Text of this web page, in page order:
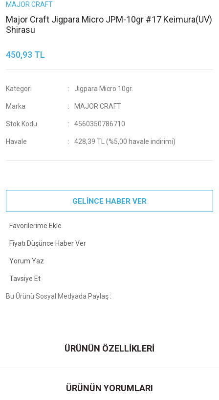
MAJOR CRAFT
Major Craft Jigpara Micro JPM-10gr #17 Keimura(UV)
Shirasu
450,93 TL
Kategori Jigpara Micro 10gr.
Marka MAJOR CRAFT
Stok Kodu 4560350786710
Havale 428,39 TL (%5,00 havale indirimi)
GELİNCE HABER VER
Fiyatı Düşünce Haber Ver
Yorum Yaz
Tavsiye Et
Bu Ürünü Sosyal Medyada Paylaş :
ÜRÜNÜN ÖZELLİKLERİ
ÜRÜNÜN YORUMLARI